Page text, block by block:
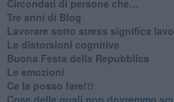
​Circondati di persone che…
​Tre anni di Blog
​Lavorare sotto stress significa
​Le distorsioni cognitive
​Buona Festa della Repubblica
Le emozioni
​Ce la posso fare!!!
​Cose delle quali non dovremmo